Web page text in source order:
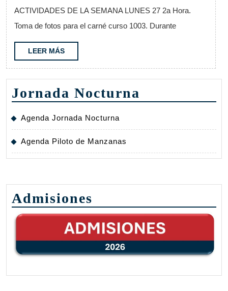
2
ACTIVIDADES DE LA SEMANA LUNES 27 2a Hora.
Toma de fotos para el carné curso 1003. Durante
LEER MÁSLEER
MÁS
Jornada Nocturna
Agenda Jornada Nocturna
Agenda Piloto de Manzanas
Admisiones